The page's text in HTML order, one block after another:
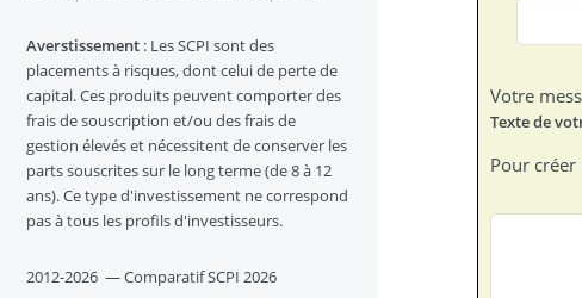
Votre
Pour créer
Averstissement : Les SCPI sont des
placements à risques, dont celui de perte de
capital. Ces produits peuvent comporter des
frais de souscription et/ou des frais de
gestion élevés et nécessitent de conserver les
parts souscrites sur le long terme (de 8 à 12
ans). Ce type d'investissement ne correspond
pas à tous les profils d'investisseurs.
2012-2026 — Comparatif SCPI 2026